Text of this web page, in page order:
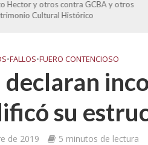
otros
De Morais, Oscar
sobre amparo-
•FALLOS•FUERO CONTENCIOSO
declaran
su
de 2019 5 minutos de lectura